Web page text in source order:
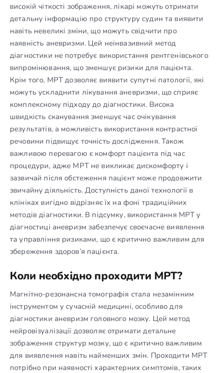
високій чіткості зображення, лікарі можуть отримати
детальну інформацію про структуру судин та виявити
навіть невеликі зміни, що можуть свідчити про
наявність аневризми. Цей неінвазивний метод
діагностики не потребує використання рентгенівського
випромінювання, що зменшує ризики для пацієнта.
Крім того, МРТ дозволяє виявити супутні патології, які
можуть ускладнити лікування аневризми, що сприяє
комплексному підходу до діагностики. Висока
швидкість сканування зменшує час очікування
результатів, а можливість використання контрастної
речовини підвищує точність дослідження. Також
важливою перевагою є комфорт пацієнта під час
процедури, адже МРТ не викликає дискомфорту і
зазвичай після обстеження пацієнт може продовжити
звичайну діяльність. Доступність даної технології в
клініках вигідно відрізняє їх на фоні традиційних
методів діагностики. В підсумку, використання МРТ у
діагностиці аневризм забезпечує своєчасне виявлення
та управління ризиками, що є критично важливим для
збереження здоров’я пацієнта.
Коли необхідно проходити МРТ?
Магнітно-резонансна томографія стала незамінним
інструментом у сучасній медицині, особливо для
діагностики аневризм головного мозку. Цей метод
нейровізуалізації дозволяє отримати детальне
зображення структур мозку, що є критично важливим
для виявлення навіть найменших змін. Проходити МРТ
потрібно при наявності характерних симптомів, таких